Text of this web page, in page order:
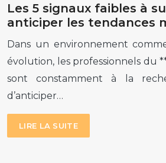
Les 5 signaux faibles à
anticiper les tendances
Dans un environnement
évolution, les professionnels du
sont constamment à la
d’anticiper…
LIRE LA SUITE